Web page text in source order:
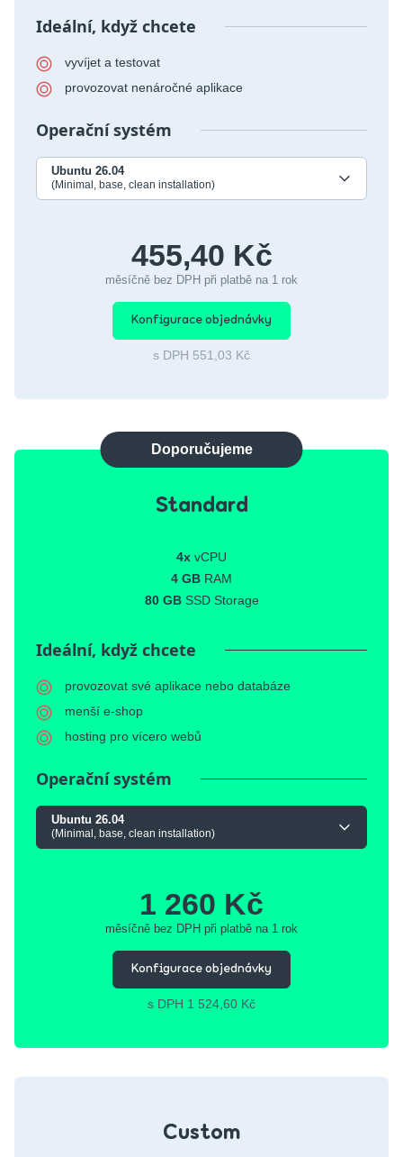
Ideální, když chcete
vyvíjet a testovat
provozovat nenáročné aplikace
Operační systém
Ubuntu 26.04
(Minimal, base, clean installation)
455,40 Kč
měsíčně bez DPH při platbě na 1 rok
Konfigurace objednávky
s DPH 551,03 Kč
Doporučujeme
Standard
4x vCPU
4 GB RAM
80 GBSSD Storage
Ideální, když chcete
provozovat své aplikace nebo databáze
menší e-shop
hosting pro vícero webů
Operační systém
Ubuntu 26.04
(Minimal, base, clean installation)
1 260 Kč
měsíčně bez DPH při platbě na 1 rok
Konfigurace objednávky
s DPH 1 524,60 Kč
Custom